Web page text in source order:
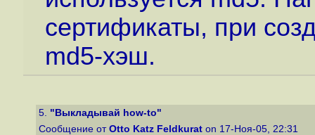
сертификаты, при
md5-хэш.
5. "Выкладывай how-to"
Сообщение от Otto Katz Feldkurat on 17-Ноя-05, 22:31